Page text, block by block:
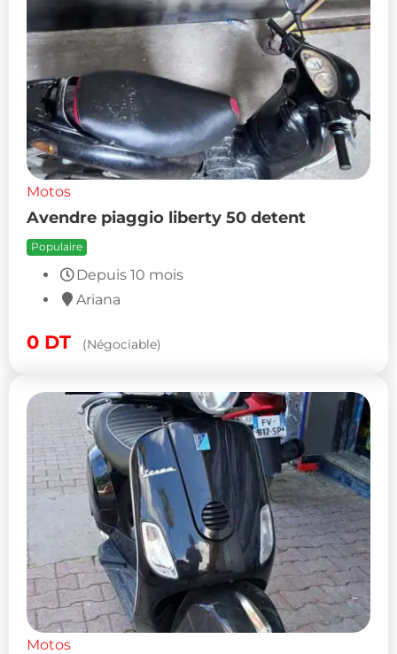
Motos
Avendre piaggio liberty 50 detent
Populaire
Depuis 10 mois
Ariana
0 DT (Négociable)
Motos